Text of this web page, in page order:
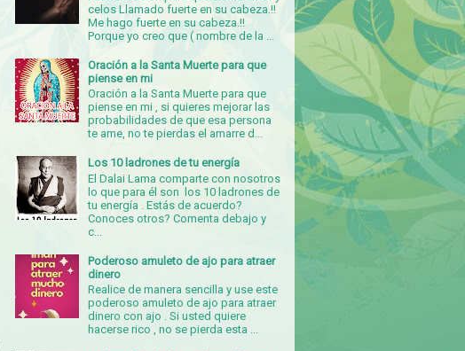
celos Llamado fuerte en su cabeza.!!
Me hago fuerte en su cabeza.!!
Porque yo creo que ( nombre de la ...
Oración a la Santa Muerte para que
piense en mi
Oración a la Santa Muerte para que
piense en mi , si quieres mejorar las
probabilidades de que esa persona
te ame, no te pierdas el amarre d...
Los 10 ladrones de tu energía
El Dalai Lama comparte con nosotros
lo que para él son los 10 ladrones de
tu energía . Estás de acuerdo?
Conoces otros? Comenta debajo y
c...
Poderoso amuleto de ajo para atraer
dinero
Realice de manera sencilla y use este
poderoso amuleto de ajo para atraer
dinero con ajo . Si usted quiere
hacerse rico , no se pierda esta ...